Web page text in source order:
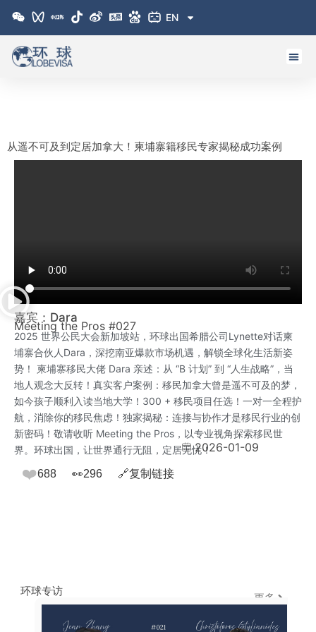
EN
从遥不可及到定居加拿大！柬埔寨籍移民专家揭秘成功案例
嘉宾：Dara
Meeting the Pros #027
2025 世界公民大会新加坡站，环球出国希腊公司Lynette对话柬
埔寨合伙人Dara，深挖南亚爆款市场机遇，解锁全球化生活新姿
势！ 柬埔寨移民大佬 Dara 亲述：从 “B 计划” 到 “人生战略”，当
地人观念大反转！真实客户案例：移民加拿大曾是遥不可及的梦，
如今孩子顺利入读当地大学！300 + 移民项目任选！一对一全程护
航，消除你的移民焦虑！独家揭秘：连接与协作才是移民行业的创
新密码！敬请收听 Meeting the Pros，以专业视角探索移民世
界。环球出国，让世界通行无阻，定居无忧！
❤️688 👀296 🔗复制链接
2026-01-09
环球专访 更多